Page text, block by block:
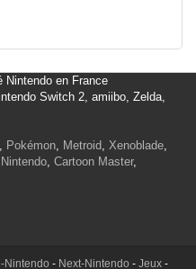
Nintendo en France
Switch 2, amiibo, Zelda,
, Pokémon, Metroid, Xenoblade,
, Cartoon Master,
Nintendo - Next-Nintendo - Jeux-